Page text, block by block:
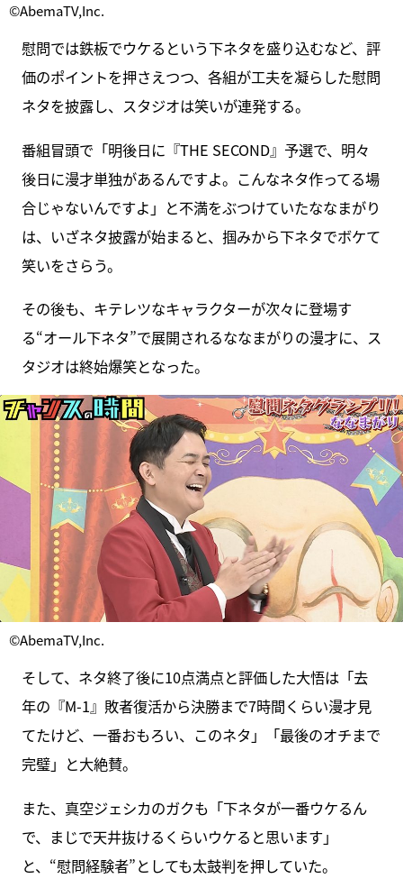
©AbemaTV,Inc.
慰問では鉄板でウケるという下ネタを盛り込むなど、評
価のポイントを押さえつつ、各組が工夫を凝らした慰問
ネタを披露し、スタジオは笑いが連発する。
番組冒頭で「明後日に『THE SECOND』予選で、明々
後日に漫才単独があるんですよ。こんなネタ作ってる場
合じゃないんですよ」と不満をぶつけていたななまがり
は、いざネタ披露が始まると、掴みから下ネタでボケて
笑いをさらう。
その後も、キテレツなキャラクターが次々に登場す
る“オール下ネタ”で展開されるななまがりの漫才に、ス
タジオは終始爆笑となった。
©AbemaTV,Inc.
そして、ネタ終了後に10点満点と評価した大悟は「去
年の『M-1』敗者復活から決勝まで7時間くらい漫才見
てたけど、一番おもろい、このネタ」「最後のオチまで
完璧」と大絶賛。
また、真空ジェシカのガクも「下ネタが一番ウケるん
で、まじで天井抜けるくらいウケると思います」
と、“慰問経験者”としても太鼓判を押していた。